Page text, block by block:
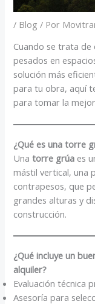
/ Blog / Por
Cuando se trata
pesados en
solución más
para tu obra, aquí
para tomar la
¿Qué es una torre
Unatorre grúa es
mástil vertical, una
contrapesos, que
grandes alturas y
construcción.
¿Qué incluye un
alquiler?
Evaluación técnica
Asesoría para